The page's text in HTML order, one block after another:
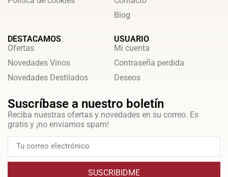
Blog
DESTACAMOS
Ofertas
Novedades Vinos
Novedades Destilados
USUARIO
Mi cuenta
Contraseña perdida
Deseos
Suscríbase a nuestro boletín
Reciba nuestras ofertas y novedades en su correo. Es
gratis y ¡no enviamos spam!
SUSCRIBIDME